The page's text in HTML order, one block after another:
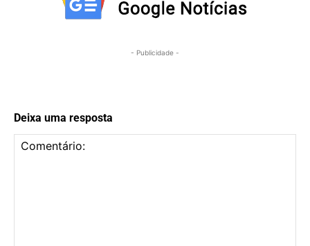
- Publicidade -
Deixa uma resposta